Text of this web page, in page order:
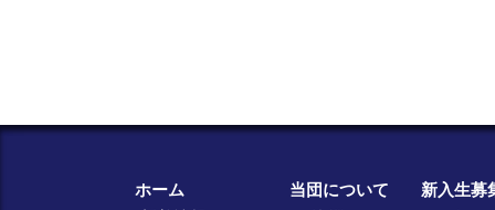
ホーム
当団について
新入生募